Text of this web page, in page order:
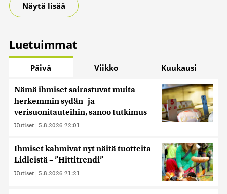
Näytä lisää
Luetuimmat
Päivä Viikko Kuukausi
Nämä ihmiset sairastuvat muita
herkemmin sydän- ja
verisuonitauteihin, sanoo tutkimus
Uutiset | 5.8.2026 22:01
Ihmiset kahmivat nyt näitä tuotteita
Lidleistä – ”Hittitrendi”
Uutiset | 5.8.2026 21:21